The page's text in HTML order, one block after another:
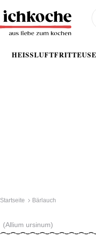
HEISSLUFTFRITTEUSE
Startseite Bärlauch
(Allium ursinum)